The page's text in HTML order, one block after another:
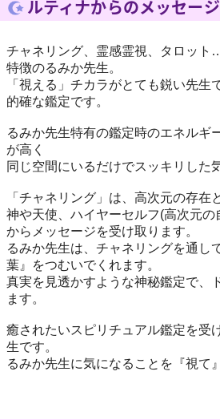
ルティナからのメッセージ